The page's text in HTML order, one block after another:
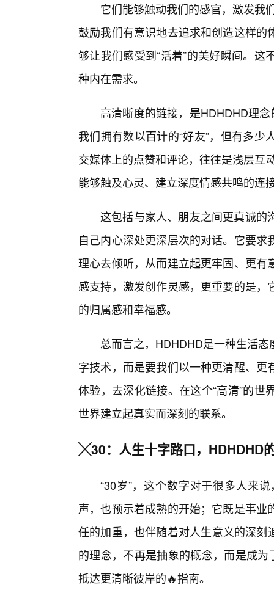
它们能够触动我们的感官，激发
鼓励我们有意识地去追求和创造这样
够让我们感受到“活着”的美好瞬间。
种内在需求。
高清晰度的链接，是HDHDHD理
我们拥有数以百计的“好友”，但有多
交媒体上的点赞和评论，往往是浅层互
能够触及心灵、建立深度情感共鸣的连
这包括与家人、朋友之间更真诚的
自己内心深处更深层次的对话。它要
理心去倾听，从而建立起更牢固、更
感支持，激发创作灵感，更重要的是
的归属感和幸福感。
总而言之，HDHDHD是一种生活
字技术，而是要我们以一种更清醒、
体验，去深化链接。在这个“高清”的
世界建立起真实而深刻的联系。
╳30：人生十字路口，HDHDHD
“30岁”，这个数字对于很多人来
声，也预示着成熟的开始；它既是事
任的加重，也伴随着对人生意义的深刻
的理念，不再是抽象的概念，而是成
抵达更清晰彼岸的🔥指南。